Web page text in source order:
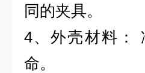
同的夹具。
4、外壳材料：
命。